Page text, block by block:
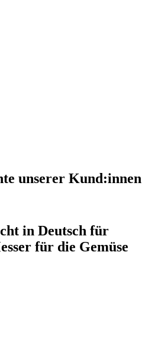
unserer Kund:innen
in Deutsch für
für die Gemüse